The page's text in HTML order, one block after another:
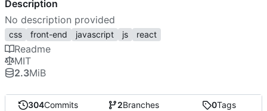
304Commits 2Branches 0Tags
Description
No description provided
css front-end javascript js react
Readme
MIT
2.3MiB